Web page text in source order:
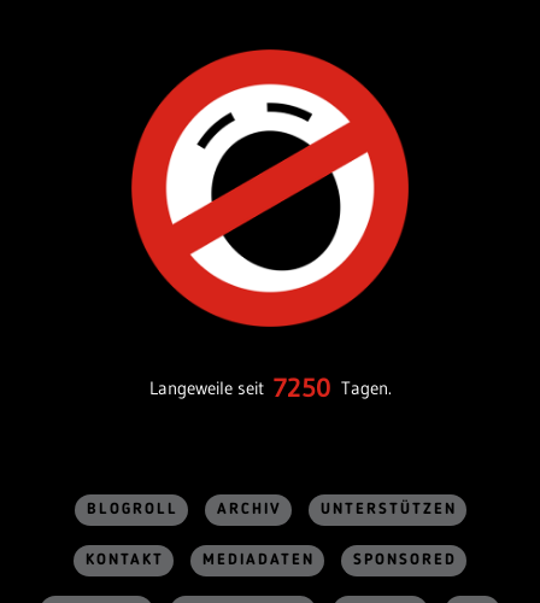
Langeweile seit 7250 Tagen.
BLOGROLL ARCHIV UNTERSTÜTZEN
KONTAKT MEDIADATEN SPONSORED